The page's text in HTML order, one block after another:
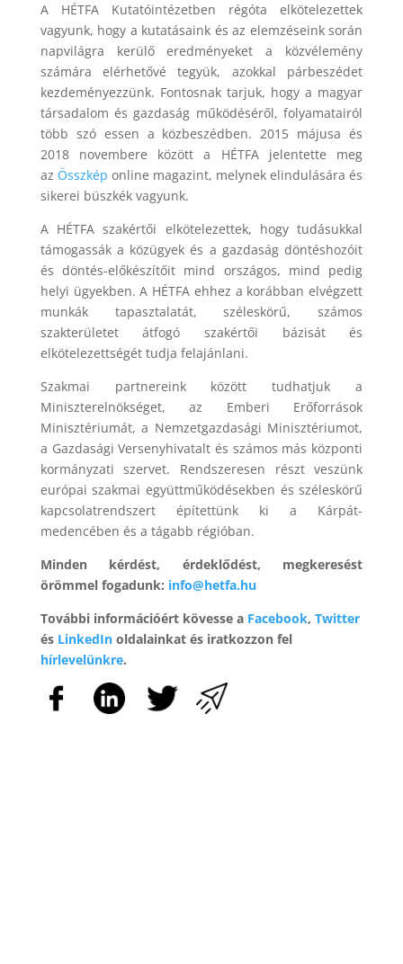
A HÉTFA Kutatóintézetben régóta elkötelezettek
vagyunk, hogy a kutatásaink és az elemzéseink során
napvilágra kerülő eredményeket a közvélemény
számára elérhetővé tegyük, azokkal párbeszédet
kezdeményezzünk. Fontosnak tarjuk, hogy a magyar
társadalom és gazdaság működéséről, folyamatairól
több szó essen a közbeszédben. 2015 májusa és
2018 novembere között a HÉTFA jelentette meg
az Összkép online magazint, melynek elindulására és
sikerei büszkék vagyunk.
A HÉTFA szakértői elkötelezettek, hogy tudásukkal
támogassák a közügyek és a gazdaság döntéshozóit
és döntés-előkészítőit mind országos, mind pedig
helyi ügyekben. A HÉTFA ehhez a korábban elvégzett
munkák tapasztalatát, széleskörű, számos
szakterületet átfogó szakértői bázisát és
elkötelezettségét tudja felajánlani.
Szakmai partnereink között tudhatjuk a
Miniszterelnökséget, az Emberi Erőforrások
Minisztériumát, a Nemzetgazdasági Minisztériumot,
a Gazdasági Versenyhivatalt és számos más központi
kormányzati szervet. Rendszeresen részt veszünk
európai szakmai együttműködésekben és széleskörű
kapcsolatrendszert építettünk ki a Kárpát-
medencében és a tágabb régióban.
Minden kérdést, érdeklődést, megkeresést
örömmel fogadunk: info@hetfa.hu
További információért kövesse a Facebook, Twitter
és LinkedInoldalainkat és iratkozzon fel
hírlevelünkre.